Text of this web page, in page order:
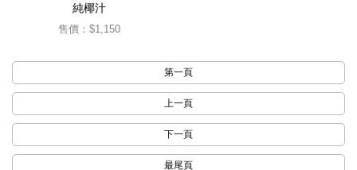
純椰汁
售價： $1,150
第一頁
上一頁
下一頁
最尾頁